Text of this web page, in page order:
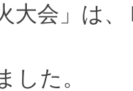
大会」は
た。